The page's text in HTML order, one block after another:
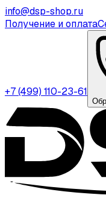
info@dsp-shop.ru
Получение и оплата
+7 (499) 110-23-61